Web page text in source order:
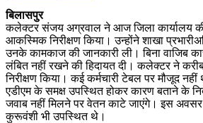
बिलासपुर
कलेक्टर संजय अग्रवाल ने आज जिला कार्यालय
आकस्मिक निरीक्षण किया। उन्होंने शाखा
उनके कामकाज की जानकारी ली। बिना वाजिब
लंबित नहीं रखने की हिदायत दी। कलेक्टर ने
निरीक्षण किया। कई कर्मचारी टेबल पर मौजूद
एडीएम के समक्ष उपस्थित होकर कारण बताने के
जवाब नहीं मिलने पर वेतन काटे जाएंगे। इस
कुरूवंशी भी उपस्थित थे।